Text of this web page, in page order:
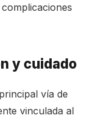
y cuidado
vía de
vinculada al